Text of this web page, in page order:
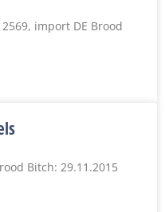
2569, import DE Brood
Bitch: 29.11.2015